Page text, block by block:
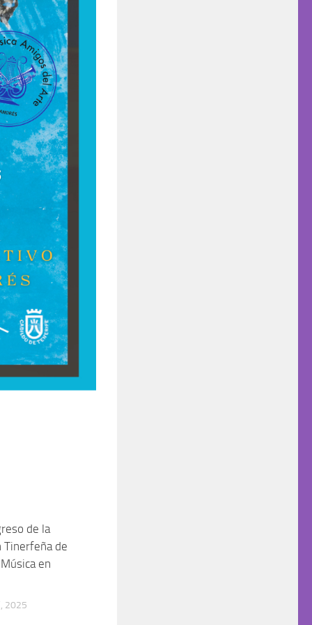
de la
Tinerfeña de
en
2025